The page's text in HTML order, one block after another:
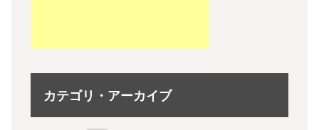
カテゴリ・アーカイブ